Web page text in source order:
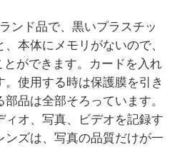
ンド品で、黒いプラスチッ
本体にメモリがないので、
ができます。カードを入れ
使用する時は保護膜を引き
品は全部そろっています。
オ、写真、ビデオを記録す
ンズは、写真の品質だけが一